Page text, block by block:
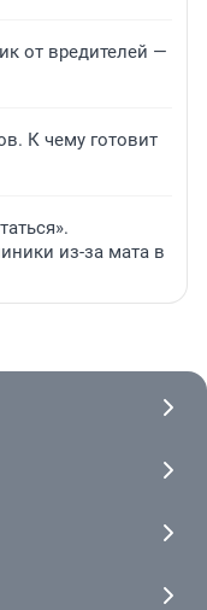
от вредителей —
К чему готовит
из-за мата в